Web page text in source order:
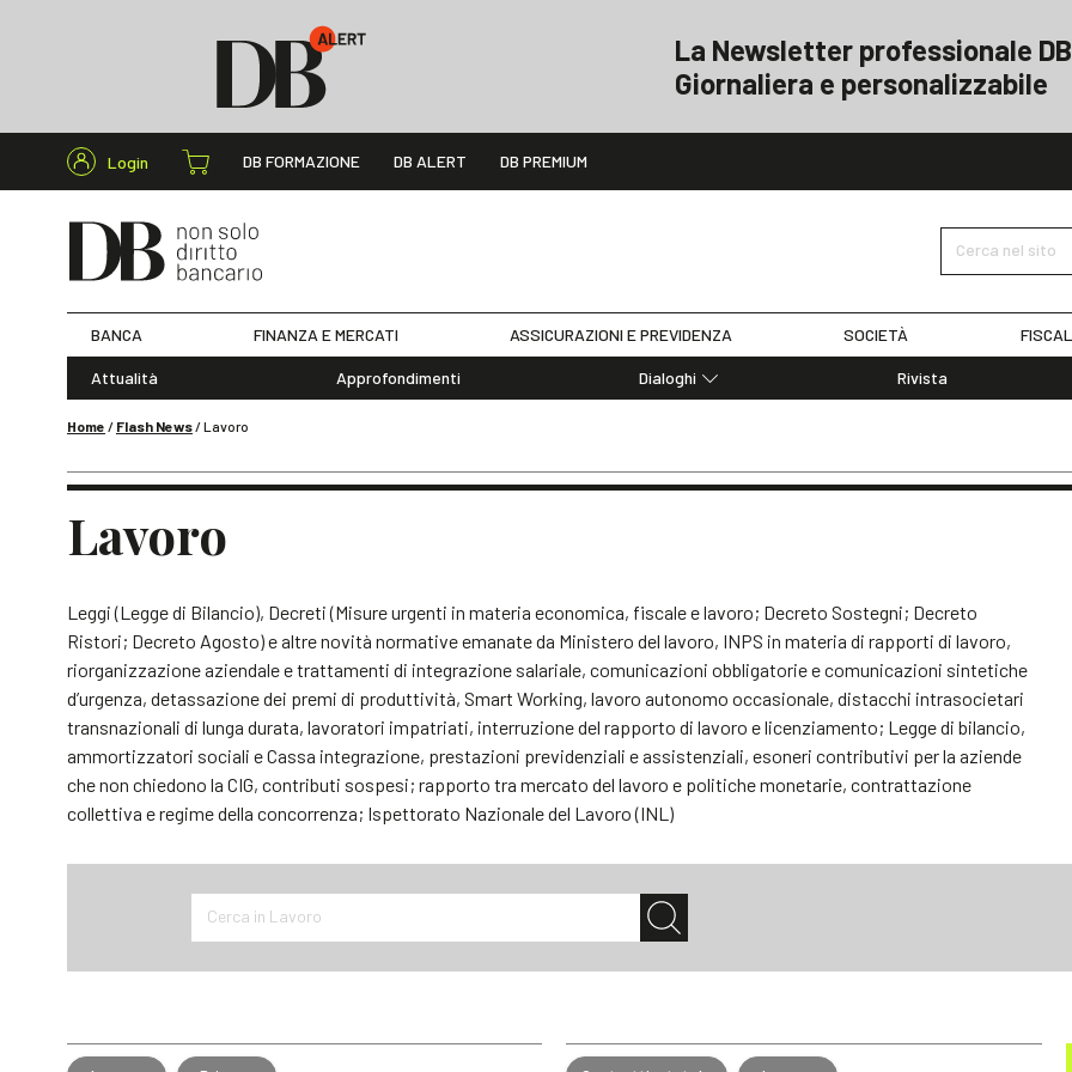
La Newsletter professionale DB
Giornaliera e personalizzabile
Login DB FORMAZIONE DB ALERT DB PREMIUM
Cerca nel sito
BANCA FINANZA E MERCATI ASSICURAZIONI E PREVIDENZA SOCIETÀ
Attualità Approfondimenti
Dialoghi
Articoli
Rivista
Home / Flash News/Lavoro
Lavoro
Leggi (Legge di Bilancio), Decreti (Misure urgenti in materia economica, fiscale e lavoro; Decreto Sostegni; Decreto
Ristori; Decreto Agosto) e altre novità normative emanate da Ministero del lavoro, INPS in materia di rapporti di lavoro,
riorganizzazione aziendale e trattamenti di integrazione salariale, comunicazioni obbligatorie e comunicazioni sintetiche
d’urgenza, detassazione dei premi di produttività, Smart Working, lavoro autonomo occasionale, distacchi intrasocietari
transnazionali di lunga durata, lavoratori impatriati, interruzione del rapporto di lavoro e licenziamento; Legge di bilancio,
ammortizzatori sociali e Cassa integrazione, prestazioni previdenziali e assistenziali, esoneri contributivi per la aziende
che non chiedono la CIG, contributi sospesi; rapporto tra mercato del lavoro e politiche monetarie, contrattazione
collettiva e regime della concorrenza; Ispettorato Nazionale del Lavoro (INL)
Cerca in Lavoro